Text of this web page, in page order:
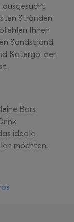
ausgesucht
Stränden
Ihnen
Sandstrand
Katergo, der
Bars
ideale
möchten.